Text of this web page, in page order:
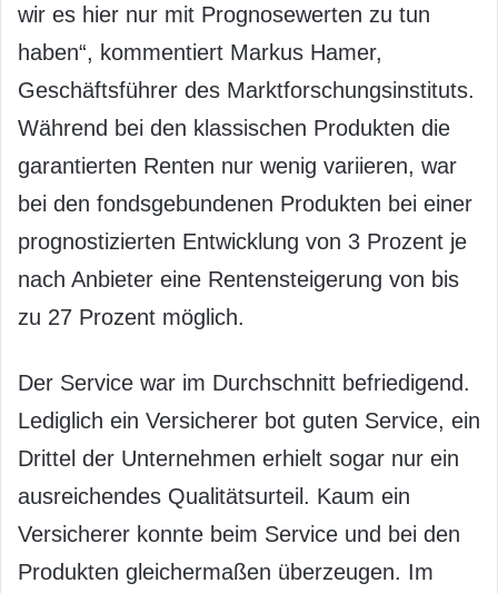
wir es hier nur mit Prognosewerten zu tun
haben“, kommentiert Markus Hamer,
Geschäftsführer des Marktforschungsinstituts.
Während bei den klassischen Produkten die
garantierten Renten nur wenig variieren, war
bei den fondsgebundenen Produkten bei einer
prognostizierten Entwicklung von 3 Prozent je
nach Anbieter eine Rentensteigerung von bis
zu 27 Prozent möglich.
Der Service war im Durchschnitt befriedigend.
Lediglich ein Versicherer bot guten Service, ein
Drittel der Unternehmen erhielt sogar nur ein
ausreichendes Qualitätsurteil. Kaum ein
Versicherer konnte beim Service und bei den
Produkten gleichermaßen überzeugen. Im